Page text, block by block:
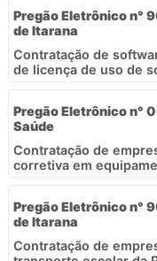
Pregão Eletrônico n°
de Itarana
Contratação de
de licença de uso de
Pregão Eletrônico n°
Saúde
Contratação de
corretiva em
Pregão Eletrônico n°
de Itarana
Contratação de